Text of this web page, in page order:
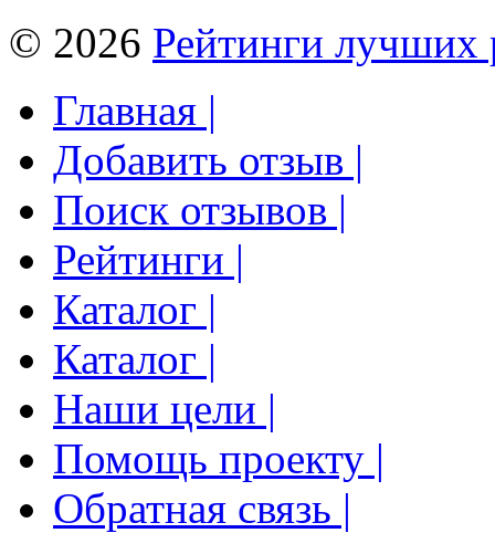
© 2026 Рейтинги лучших
Главная |
Добавить отзыв |
Поиск отзывов |
Рейтинги |
Каталог |
Каталог |
Наши цели |
Помощь проекту |
Обратная связь |